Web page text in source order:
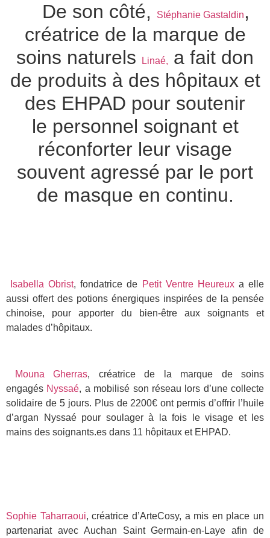
De son côté,
Stéphanie Gastaldin ,
créatrice de la marque de
soins naturels
Linaé,
a fait don
de produits à des hôpitaux et
des EHPAD pour soutenir
le personnel soignant et
réconforter leur visage
souvent agressé par le port
de masque en continu.
Isabella Obrist, fondatrice de Petit Ventre Heureuxa elle
aussi offert des potions énergiques inspirées de la pensée
chinoise, pour apporter du bien-être aux soignants et
malades d’hôpitaux.
Mouna Gherras, créatrice de la marque de soins
engagés Nyssaé, a mobilisé son réseau lors d’une collecte
solidaire de 5 jours. Plus de 2200€ ont permis d’offrir l’huile
d’argan Nyssaé pour soulager à la fois le visage et les
mains des soignants.es dans 11 hôpitaux et EHPAD.
Sophie Taharraoui, créatrice d’ArteCosy, a mis en place un
partenariat avec Auchan Saint Germain-en-Laye afin de